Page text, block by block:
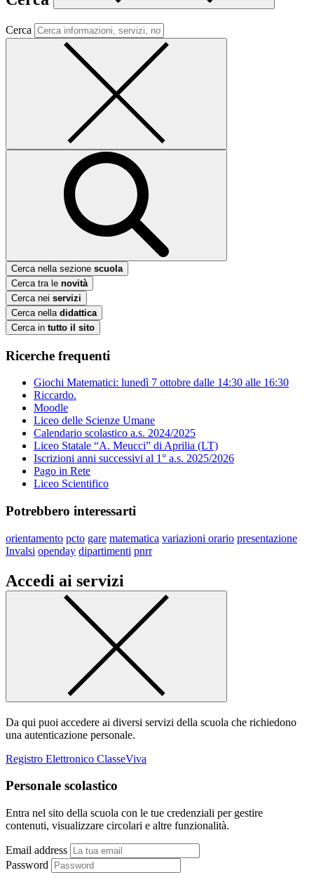
Cerca
Cerca nella sezione scuola
Cerca tra le novità
Cerca nei servizi
Cerca nella didattica
Cerca in tutto il sito
Ricerche frequenti
Giochi Matematici: lunedì 7 ottobre dalle 14:30 alle 16:30
Riccardo.
Moodle
Liceo delle Scienze Umane
Calendario scolastico a.s. 2024/2025
Liceo Statale “A. Meucci” di Aprilia (LT)
Iscrizioni anni successivi al 1° a.s. 2025/2026
Pago in Rete
Liceo Scientifico
Potrebbero interessarti
orientamento pcto gare matematica variazioni orario presentazione
Invalsi openday dipartimenti pnrr
Accedi ai servizi
Da qui puoi accedere ai diversi servizi della scuola che richiedono
una autenticazione personale.
Registro Elettronico ClasseViva
Personale scolastico
Entra nel sito della scuola con le tue credenziali per gestire
contenuti, visualizzare circolari e altre funzionalità.
Email address
Password